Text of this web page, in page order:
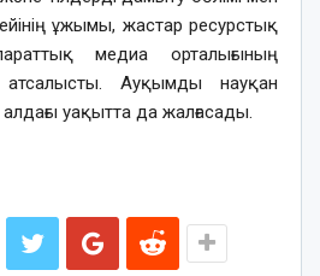
ұжымы, жастар ресурстық
медиа орталығының
Ауқымды науқан
уақытта да жалғасады.